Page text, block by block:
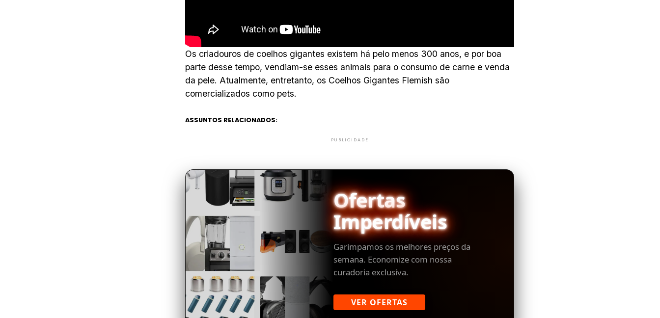
Os criadouros de coelhos gigantes existem há pelo menos 300 anos, e por boa
parte desse tempo, vendiam-se esses animais para o consumo de carne e venda
da pele. Atualmente, entretanto, os Coelhos Gigantes Flemish são
comercializados como pets.
ASSUNTOS RELACIONADOS:
PUBLICIDADE
Ofertas
Imperdíveis
Garimpamos os melhores preços da
semana. Economize com nossa
curadoria exclusiva.
VER OFERTAS